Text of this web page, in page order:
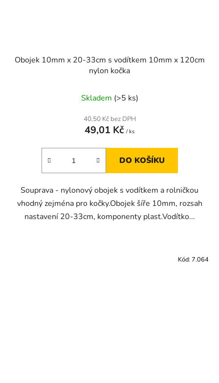
Obojek 10mm x 20-33cm s vodítkem 10mm x 120cm
nylon kočka
Skladem (>5 ks)
40,50 Kč bez DPH
49,01 Kč / ks
DO KOŠÍKU
Souprava - nylonový obojek s vodítkem a rolničkou
vhodný zejména pro kočky.Obojek šíře 10mm, rozsah
nastavení 20-33cm, komponenty plast.Vodítko...
Kód: 7.064